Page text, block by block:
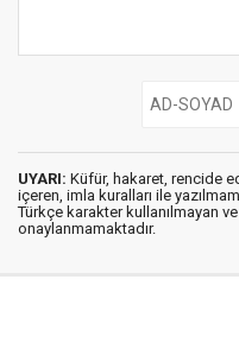
UYARI: Küfür, hakaret, rencide
içeren, imla kuralları ile
Türkçe karakter kullanılmayan
onaylanmamaktadır.